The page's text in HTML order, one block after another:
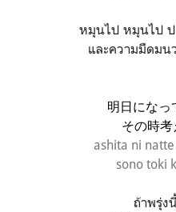
หมุนไป หมุนไป ป
และความมืดมน
明日になっ
その時
ashita ni
sono toki
ถ้าพรุ่ง